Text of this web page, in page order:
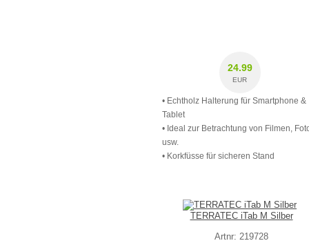
24.99
EUR
• Echtholz Halterung für Smartphone &
Tablet
• Ideal zur Betrachtung von Filmen,
usw.
• Korkfüsse für sicheren Stand
TERRATEC iTab M Silber
Artnr: 219728